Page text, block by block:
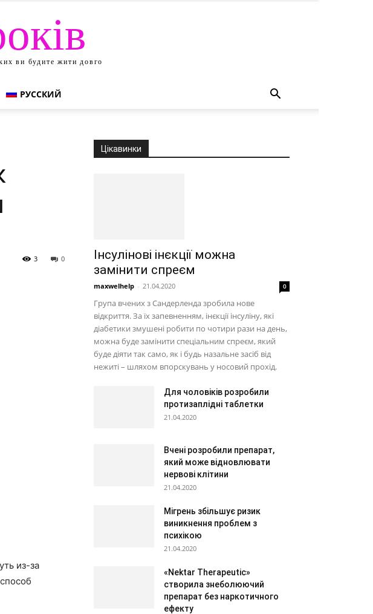
ви будите жити довго
РУССКИЙ
0
3
из-за
Цікавинки
Інсулінові інєкції можна
замінити спреєм
maxwelhelp - 21.04.2020 0
Група вчених з Сандерленда зробила нове
відкриття. За їх запевненням, інєкції інсуліну, які
діабетики змушені робити по чотири рази на день,
можна буде замінити спеціальним спреєм, який
буде діяти так само, як і будь назальне засіб від
нежиті – шляхом впорскувань у носовий прохід.
Для чоловіків розробили
протизаплідні таблетки
21.04.2020
Вчені розробили препарат,
який може відновлювати
нервові клітини
21.04.2020
Мігрень збільшує ризик
виникнення проблем з
психікою
21.04.2020
«Nektar Therapeutic»
створила знеболюючий
препарат без наркотичного
ефекту